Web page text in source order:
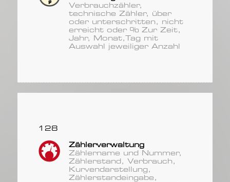
Verbrauchzähler,
technische Zähler, über
oder unterschritten, nicht
erreicht oder % Zur Zeit,
Jahr, Monat,Tag mit
Auswahl jeweiliger Anzahl
128
Zählerverwaltung
Zählername und Nummer,
Zählerstand, Verbrauch,
Kurvendarstellung,
Zählerstandeingabe,